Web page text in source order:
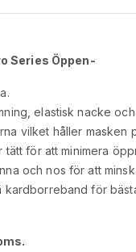
Series Öppen-
elastisk nacke
vilket håller masken
för att minimera
och nos för att
kardborreband för